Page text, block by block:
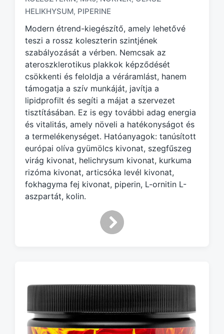
e
d
w
t
h
HELIKHYSUM, PIPERINE
Modern étrend-kiegészítő, amely lehetővé
teszi a rossz koleszterin szintjének
szabályozását a vérben. Nemcsak az
ateroszklerotikus plakkok képződését
csökkenti és feloldja a véráramlást, hanem
támogatja a szív munkáját, javítja a
lipidprofilt és segíti a májat a szervezet
tisztításában. Ez is egy további adag energia
és vitalitás, amely növeli a hatékonyságot és
a termelékenységet. Hatóanyagok: tanúsított
európai olíva gyümölcs kivonat, szegfűszeg
virág kivonat, helichrysum kivonat, kurkuma
rizóma kivonat, articsóka levél kivonat,
fokhagyma fej kivonat, piperin, L-ornitin L-
aszpartát, kolin.